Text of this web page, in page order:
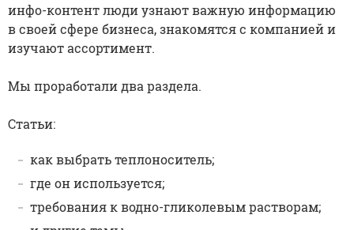
инфо-контент люди узнают важную информацию
в своей сфере бизнеса, знакомятся с компанией и
изучают ассортимент.
Мы проработали два раздела.
Статьи:
как выбрать теплоноситель;
где он используется;
требования к водно-гликолевым растворам;